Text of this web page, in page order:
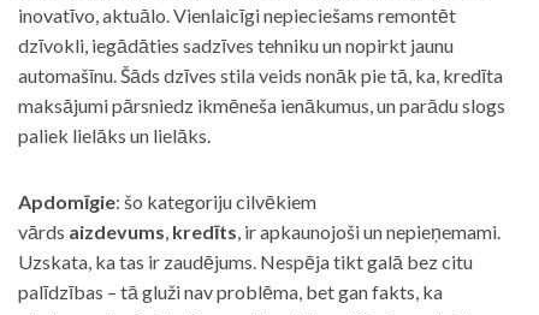
inovatīvo, aktuālo. Vienlaicīgi nepieciešams remontēt
dzīvokli, iegādāties sadzīves tehniku un nopirkt jaunu
automašīnu. Šāds dzīves stila veids nonāk pie tā, ka, kredīta
maksājumi pārsniedz ikmēneša ienākumus, un parādu slogs
paliek lielāks un lielāks.
Apdomīgie: šo kategoriju cilvēkiem
vārds aizdevums, kredīts, ir apkaunojoši un nepieņemami.
Uzskata, ka tas ir zaudējums. Nespēja tikt galā bez citu
palīdzības – tā gluži nav problēma, bet gan fakts, ka